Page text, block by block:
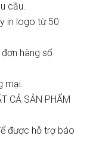
cầu.
in logo từ 50
hàng số
mại.
CẢ SẢN PHẨM
được hỗ trợ báo